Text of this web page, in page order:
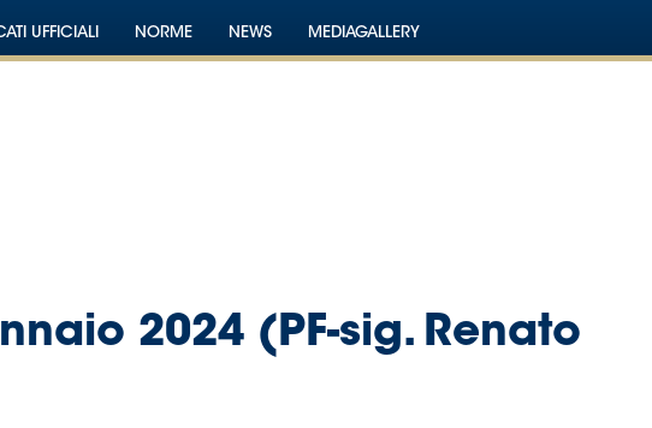
UFFICIALI NORME NEWS MEDIAGALLERY
2024 (PF-sig. Renato